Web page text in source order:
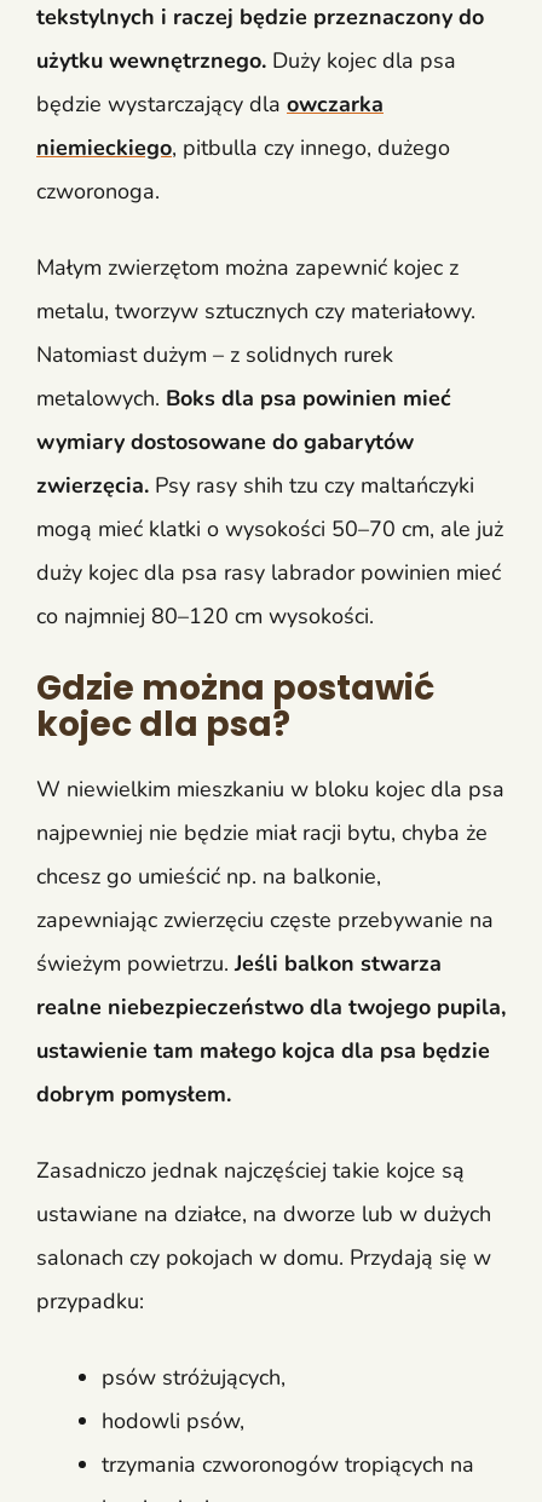
tekstylnych i raczej będzie przeznaczony do
użytku wewnętrznego. Duży kojec dla psa
będzie wystarczający dla owczarka
niemieckiego, pitbulla czy innego, dużego
czworonoga.
Małym zwierzętom można zapewnić kojec z
metalu, tworzyw sztucznych czy materiałowy.
Natomiast dużym – z solidnych rurek
metalowych. Boks dla psa powinien mieć
wymiary dostosowane do gabarytów
zwierzęcia. Psy rasy shih tzu czy maltańczyki
mogą mieć klatki o wysokości 50–70 cm, ale już
duży kojec dla psa rasy labrador powinien mieć
co najmniej 80–120 cm wysokości.
Gdzie można postawić
kojec dla psa?
W niewielkim mieszkaniu w bloku kojec dla psa
najpewniej nie będzie miał racji bytu, chyba że
chcesz go umieścić np. na balkonie,
zapewniając zwierzęciu częste przebywanie na
świeżym powietrzu.Jeśli balkon stwarza
realne niebezpieczeństwo dla twojego pupila,
ustawienie tam małego kojca dla psa będzie
dobrym pomysłem.
Zasadniczo jednak najczęściej takie kojce są
ustawiane na działce, na dworze lub w dużych
salonach czy pokojach w domu. Przydają się w
przypadku:
psów stróżujących,
hodowli psów,
trzymania czworonogów tropiących na